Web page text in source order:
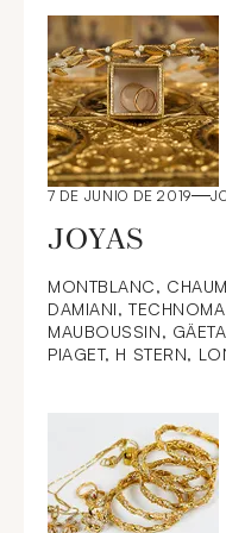
COIN, KUTCHINSKY,
LYDIA COURTEILLE,
Emeraudes, Diamant
Love, Happy
Classique, Nudo, Sri
Birmanie, Rubis,
7 DE JUNIO DE 2019
JOYAS
MONTBLANC,
DAMIANI,
MAUBOUSSIN,
PIAGET, H STERN,